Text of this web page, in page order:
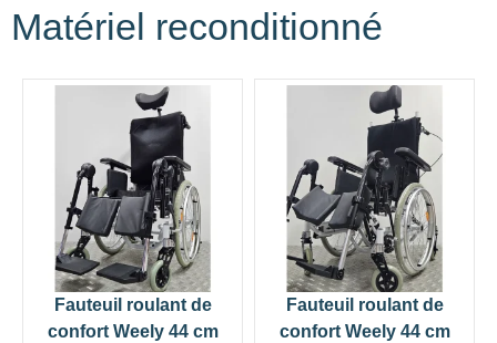
Matériel reconditionné
Fauteuil roulant de
confort Weely 44 cm
Fauteuil roulant de
confort Weely 44 cm